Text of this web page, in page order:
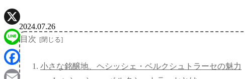
2024.07.26
目次
小さな銘醸地、ヘシッシェ・ベルクシュトラーセの魅力
X
Line
Facebook